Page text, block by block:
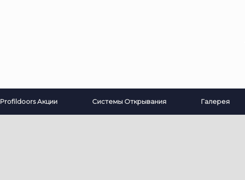
Profildoors Акции Системы Открывания Галерея